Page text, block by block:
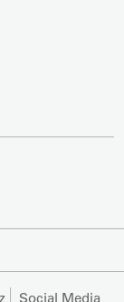
Social Media